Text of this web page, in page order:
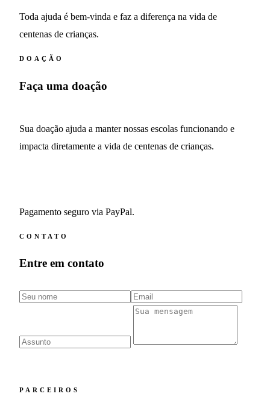
Toda ajuda é bem-vinda e faz a diferença na vida de
centenas de crianças.
DOAÇÃO
Faça uma doação
Sua doação ajuda a manter nossas escolas funcionando e
impacta diretamente a vida de centenas de crianças.
Pagamento seguro via PayPal.
CONTATO
Entre em contato
PARCEIROS